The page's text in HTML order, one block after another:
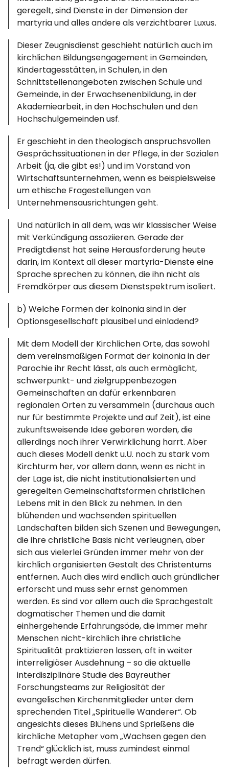
geregelt, sind Dienste in der Dimension der
martyria und alles andere als verzichtbarer Luxus.
Dieser Zeugnisdienst geschieht natürlich auch im
kirchlichen Bildungsengagement in Gemeinden,
Kindertagesstätten, in Schulen, in den
Schnittstellenangeboten zwischen Schule und
Gemeinde, in der Erwachsenenbildung, in der
Akademiearbeit, in den Hochschulen und den
Hochschulgemeinden usf.
Er geschieht in den theologisch anspruchsvollen
Gesprächssituationen in der Pflege, in der Sozialen
Arbeit (ja, die gibt es!) und im Vorstand von
Wirtschaftsunternehmen, wenn es beispielsweise
um ethische Fragestellungen von
Unternehmensausrichtungen geht.
Und natürlich in all dem, was wir klassischer Weise
mit Verkündigung assoziieren. Gerade der
Predigtdienst hat seine Herausforderung heute
darin, im Kontext all dieser martyria-Dienste eine
Sprache sprechen zu können, die ihn nicht als
Fremdkörper aus diesem Dienstspektrum isoliert.
b) Welche Formen der koinonia sind in der
Optionsgesellschaft plausibel und einladend?
Mit dem Modell der Kirchlichen Orte, das sowohl
dem vereinsmäßigen Format der koinonia in der
Parochie ihr Recht lässt, als auch ermöglicht,
schwerpunkt- und zielgruppenbezogen
Gemeinschaften an dafür erkennbaren
regionalen Orten zu versammeln (durchaus auch
nur für bestimmte Projekte und auf Zeit), ist eine
zukunftsweisende Idee geboren worden, die
allerdings noch ihrer Verwirklichung harrt. Aber
auch dieses Modell denkt u.U. noch zu stark vom
Kirchturm her, vor allem dann, wenn es nicht in
der Lage ist, die nicht institutionalisierten und
geregelten Gemeinschaftsformen christlichen
Lebens mit in den Blick zu nehmen. In den
blühenden und wachsenden spirituellen
Landschaften bilden sich Szenen und Bewegungen,
die ihre christliche Basis nicht verleugnen, aber
sich aus vielerlei Gründen immer mehr von der
kirchlich organisierten Gestalt des Christentums
entfernen. Auch dies wird endlich auch gründlicher
erforscht und muss sehr ernst genommen
werden. Es sind vor allem auch die Sprachgestalt
dogmatischer Themen und die damit
einhergehende Erfahrungsöde, die immer mehr
Menschen nicht-kirchlich ihre christliche
Spiritualität praktizieren lassen, oft in weiter
interreligiöser Ausdehnung – so die aktuelle
interdisziplinäre Studie des Bayreuther
Forschungsteams zur Religiosität der
evangelischen Kirchenmitglieder unter dem
sprechenden Titel „Spirituelle Wanderer“. Ob
angesichts dieses Blühens und Sprießens die
kirchliche Metapher vom „Wachsen gegen den
Trend“ glücklich ist, muss zumindest einmal
befragt werden dürfen.